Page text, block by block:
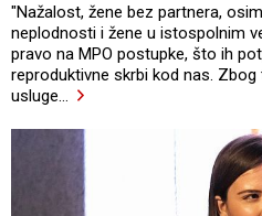
"Nažalost, žene bez partnera,
neplodnosti i žene u istospolnim
pravo na MPO postupke, što ih
reproduktivne skrbi kod nas.
usluge…